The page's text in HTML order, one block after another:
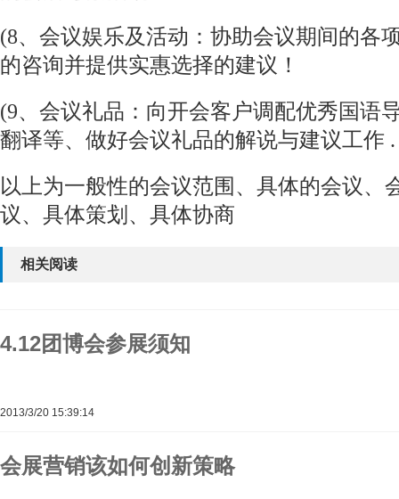
(8、会议娱乐及活动：协助会议期间的各
的咨询并提供实惠选择的建议！
(9、会议礼品：向开会客户调配优秀国语
翻译等、做好会议礼品的解说与建议工作 .
以上为一般性的会议范围、具体的会议、
议、具体策划、具体协商
相关阅读
4.12团博会参展须知
2013/3/20 15:39:14
会展营销该如何创新策略